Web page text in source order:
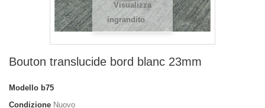
Visualizza
ingrandito
Bouton translucide bord blanc 23mm
Modello b75
Condizione Nuovo